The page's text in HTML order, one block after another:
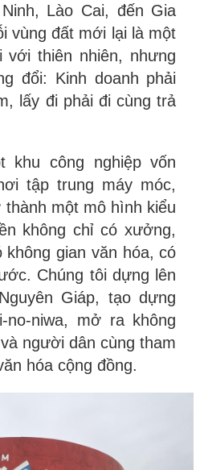
Lào Cai, đến Gia
vùng đất mới lại là một
với thiên nhiên, nhưng
đổi: Kinh doanh phải
lấy đi phải đi cùng trả
khu công nghiệp vốn
tập trung máy móc,
một mô hình kiểu
không chỉ có xưởng,
không gian văn hóa, có
Chúng tôi dựng lên
Giáp, tạo dựng
no-niwa, mở ra không
người dân cùng tham
hóa cộng đồng.